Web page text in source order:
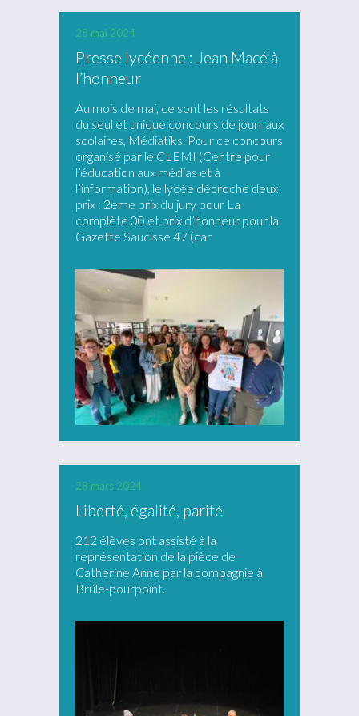
28 mai 2024
Presse lycéenne : Jean Macé à
l’honneur
Au mois de mai, ce sont les résultats
du seul et unique concours de journaux
scolaires, Médiatiks. Pour ce concours
organisé par le CLEMI (Centre pour
l’éducation aux médias et à
l’information), le lycée décroche deux
prix : 2eme prix du jury pour La
complète 00 et prix d’honneur pour la
Gazette Saucisse 47 (car
28 mars 2024
Liberté, égalité, parité
212 élèves ont assisté à la
représentation de la pièce de
Catherine Anne par la compagnie à
Brûle-pourpoint.